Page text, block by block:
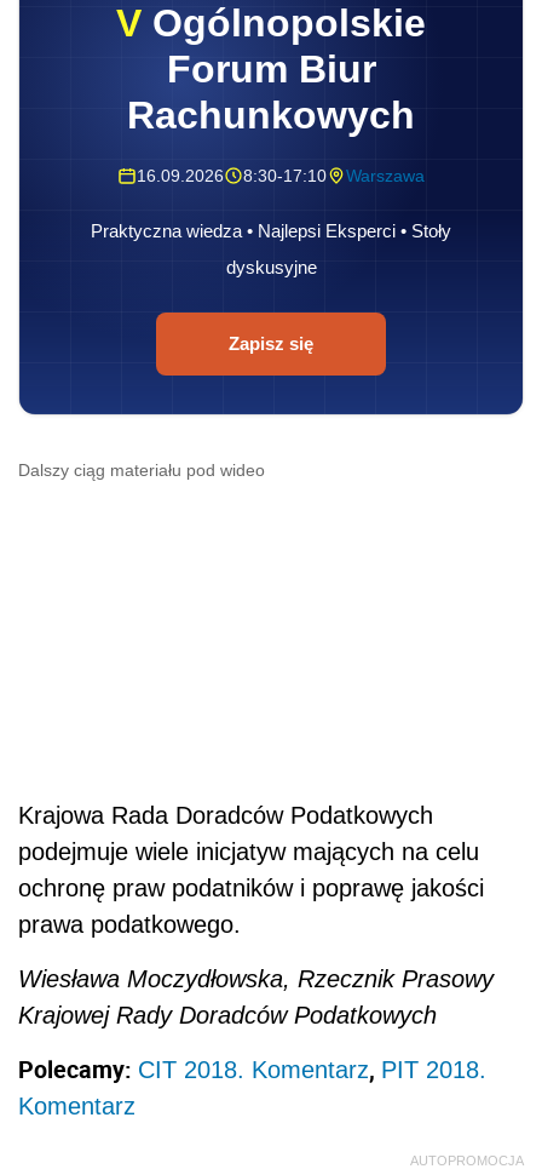
V Ogólnopolskie
Forum Biur
Rachunkowych
16.09.2026 8:30-17:10 Warszawa
Praktyczna wiedza • Najlepsi Eksperci • Stoły
dyskusyjne
Zapisz się
Dalszy ciąg materiału pod wideo
Krajowa Rada Doradców Podatkowych
podejmuje wiele inicjatyw mających na celu
ochronę praw podatników i poprawę jakości
prawa podatkowego.
Wiesława Moczydłowska, Rzecznik Prasowy
Krajowej Rady Doradców Podatkowych
Polecamy: CIT 2018. Komentarz, PIT 2018.
Komentarz
AUTOPROMOCJA